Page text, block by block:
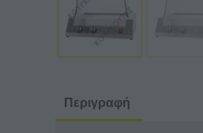
Περιγραφή